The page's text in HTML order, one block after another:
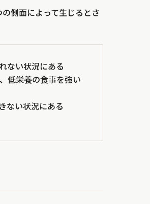
側面によって生じるとさ
ない状況にある
低栄養の食事を強い
ない状況にある